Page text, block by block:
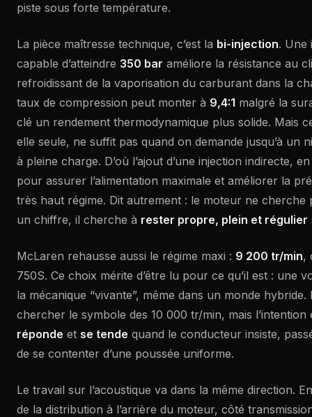
piste sous forte température.
La pièce maîtresse technique, c’est la bi-injection. Une
capable d’atteindre 350 bar améliore la résistance au
refroidissant de la vaporisation du carburant dans la
taux de compression peut monter à 9,4:1 malgré la
clé un rendement thermodynamique plus solide. Mais
elle seule, ne suffit pas quand on demande jusqu’à un
à pleine charge. D’où l’ajout d’une injection indirecte,
pour assurer l’alimentation maximale et améliorer la
très haut régime. Dit autrement : le moteur ne cherche
un chiffre, il cherche à rester propre, plein et régulier
McLaren rehausse aussi le régime maxi : 9 200 tr/min,
750S. Ce choix mérite d’être lu pour ce qu’il est : une
la mécanique “vivante”, même dans un monde hybride.
chercher le symbole des 10 000 tr/min, mais l’intention
réponde et se tende quand le conducteur insiste,
de se contenter d’une poussée uniforme.
Le travail sur l’acoustique va dans la même direction.
de la distribution à l’arrière du moteur, côté